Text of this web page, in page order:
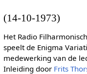
(14-10-1973)
Het Radio
speelt de Enigma
medewerking van de
Inleiding door Frits